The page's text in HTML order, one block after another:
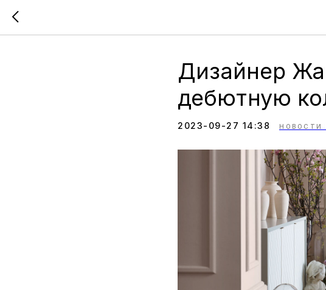
Дизайнер
дебютную
2023-09-27 14:38 НОВОСТИ